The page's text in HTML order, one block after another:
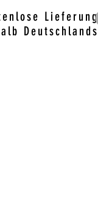
Lieferung
Deutschlands